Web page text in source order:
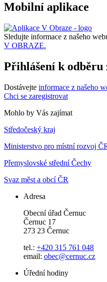
Mobilní aplikace
Sledujte informace z našeho
V OBRAZE.
Přihlášení k odběru
Dostávejte informace z našeho
Chci se zaregistrovat
Mohlo by Vás zajímat
Středočeský kraj
Ministerstvo pro místní rozvoj
Přemyslovské střední Čechy
Svaz měst a obcí ČR
Adresa
Obecní úřad Černuc
Černuc 17
273 23 Černuc
tel.: +420 315 761 048
email: obec@cernuc.cz
Úřední hodiny